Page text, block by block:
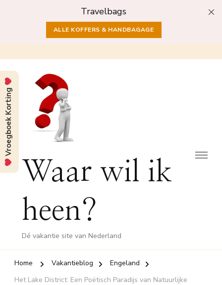
Travelbags
ALLE KOFFERS & HANDBAGAGE
Waar wil ik
heen?
Dé vakantie site van Nederland
Home Vakantieblog
Engeland
Het Lake District: Een Poëtisch Paradijs van Natuurlijke
Vroegboek Korting